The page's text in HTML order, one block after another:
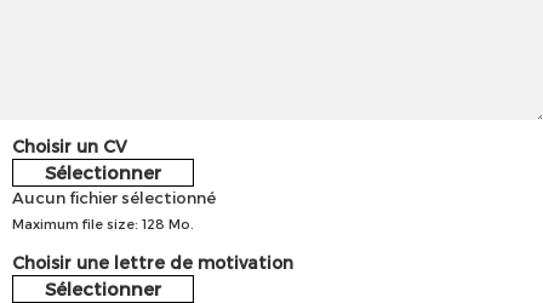
Choisir un CV
Sélectionner
Aucun fichier sélectionné
Maximum file size: 128 Mo.
Choisir une lettre de motivation
Sélectionner